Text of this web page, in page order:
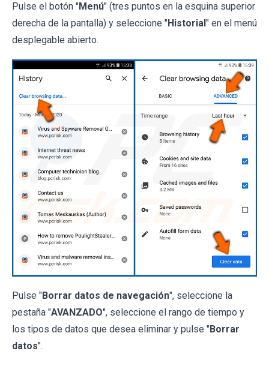
Pulse el botón "Menú" (tres puntos en la esquina superior
derecha de la pantalla) y seleccione "Historial " en el menú
desplegable abierto.
Pulse "Borrar datos de navegación", seleccione la
pestaña "AVANZADO", seleccione el rango de tiempo y
los tipos de datos que desea eliminar y pulse "Borrar
datos".